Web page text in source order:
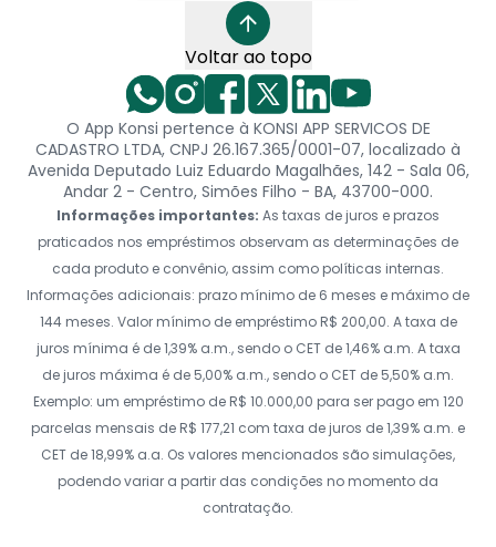
Voltar ao topo
O App Konsi pertence à KONSI APP SERVICOS DE
CADASTRO LTDA, CNPJ 26.167.365/0001-07, localizado à
Avenida Deputado Luiz Eduardo Magalhães, 142 - Sala 06,
Andar 2 - Centro, Simões Filho - BA, 43700-000.
Informações importantes: As taxas de juros e prazos
praticados nos empréstimos observam as determinações de
cada produto e convênio, assim como políticas internas.
Informações adicionais: prazo mínimo de 6 meses e máximo de
144 meses. Valor mínimo de empréstimo R$ 200,00. A taxa de
juros mínima é de 1,39% a.m., sendo o CET de 1,46% a.m. A taxa
de juros máxima é de 5,00% a.m., sendo o CET de 5,50% a.m.
Exemplo: um empréstimo de R$ 10.000,00 para ser pago em 120
parcelas mensais de R$ 177,21 com taxa de juros de 1,39% a.m. e
CET de 18,99% a.a. Os valores mencionados são simulações,
podendo variar a partir das condições no momento da
contratação.